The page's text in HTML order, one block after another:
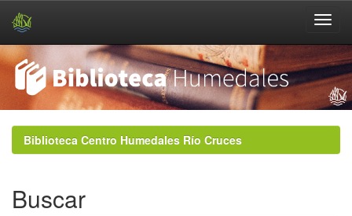
navigationBiblioteca Centro Humedales Río Cruces
Buscar